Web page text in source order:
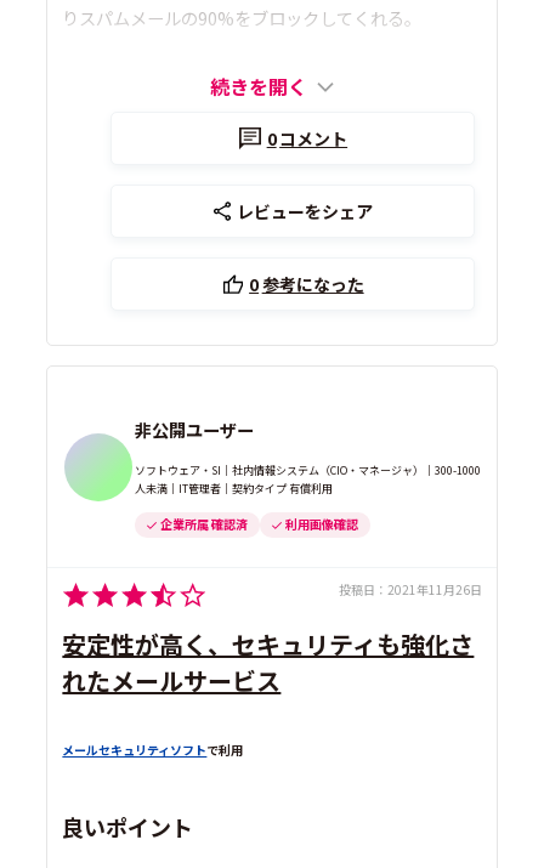
りスパムメールの90%をブロックしてくれる。
続きを開く
0コメント
レビューをシェア
0参考になった
非公開ユーザー
ソフトウェア・SI｜社内情報システム（CIO・マネージャ）｜300-1000
人未満｜IT管理者｜契約タイプ 有償利用
企業所属 確認済 利用画像確認
投稿日： 2021年11月26日
安定性が高く、セキュリティも強化さ
れたメールサービス
メールセキュリティソフトで利用
良いポイント